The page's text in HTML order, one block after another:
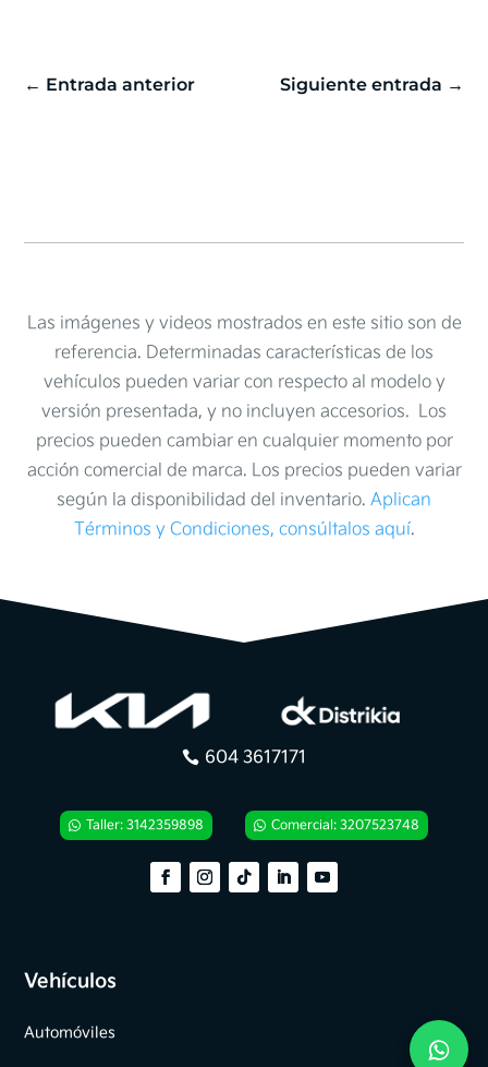
← Entrada anterior Siguiente entrada →
Las imágenes y videos mostrados en este sitio son de
referencia. Determinadas características de los
vehículos pueden variar con respecto al modelo y
versión presentada, y no incluyen accesorios. Los
precios pueden cambiar en cualquier momento por
acción comercial de marca. Los precios pueden variar
según la disponibilidad del inventario. Aplican
Términos y Condiciones, consúltalos aquí.
604 3617171
Taller: 3142359898 Comercial: 3207523748
Vehículos
Automóviles